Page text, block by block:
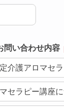
問い合わせ内容
介護アロマセ
セラピー講座